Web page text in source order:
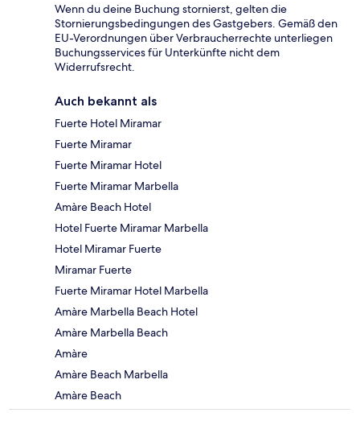
Wenn du deine Buchung stornierst, gelten die
Stornierungsbedingungen des Gastgebers. Gemäß den
EU-Verordnungen über Verbraucherrechte unterliegen
Buchungsservices für Unterkünfte nicht dem
Widerrufsrecht.
Auch bekannt als
Fuerte Hotel Miramar
Fuerte Miramar
Fuerte Miramar Hotel
Fuerte Miramar Marbella
Amàre Beach Hotel
Hotel Fuerte Miramar Marbella
Hotel Miramar Fuerte
Miramar Fuerte
Fuerte Miramar Hotel Marbella
Amàre Marbella Beach Hotel
Amàre Marbella Beach
Amàre
Amàre Beach Marbella
Amàre Beach